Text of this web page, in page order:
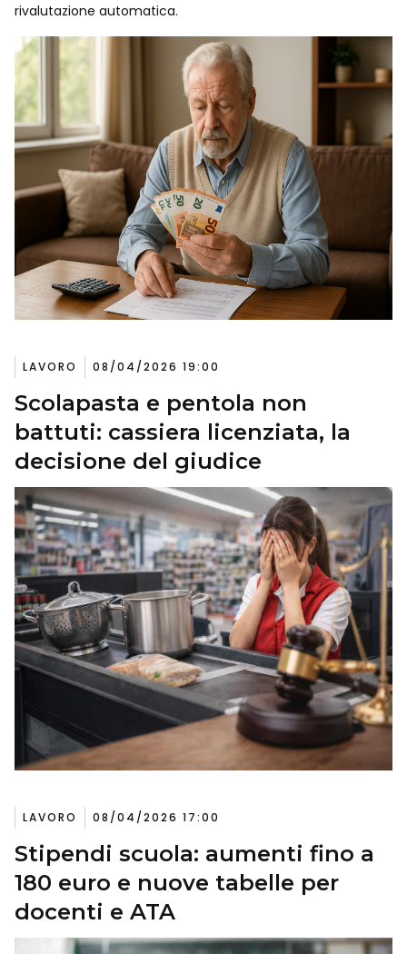
rivalutazione automatica.
LAVORO 08/04/2026 19:00
Scolapasta e pentola non
battuti: cassiera licenziata, la
decisione del giudice
LAVORO 08/04/2026 17:00
Stipendi scuola: aumenti fino a
180 euro e nuove tabelle per
docenti e ATA